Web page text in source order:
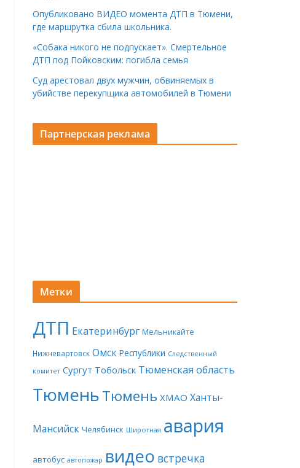
Опубликовано ВИДЕО момента ДТП в Тюмени,
где маршрутка сбила школьника.
«Собака никого не подпускает». Смертельное
ДТП под Пойковским: погибла семья
Суд арестовал двух мужчин, обвиняемых в
убийстве перекупщика автомобилей в Тюмени
Партнерская реклама
Метки
ДТП Екатеринбург Мельникайте
Нижневартовск Омск Республики Следственный
комитет Сургут Тобольск Тюменская область
ТюменьТюмень ХМАО Ханты-
Мансийск Челябинск Широтная авария
автобус автопожар видео встречка